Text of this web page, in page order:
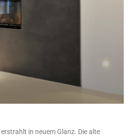
erstrahlt in neuem Glanz. Die alte